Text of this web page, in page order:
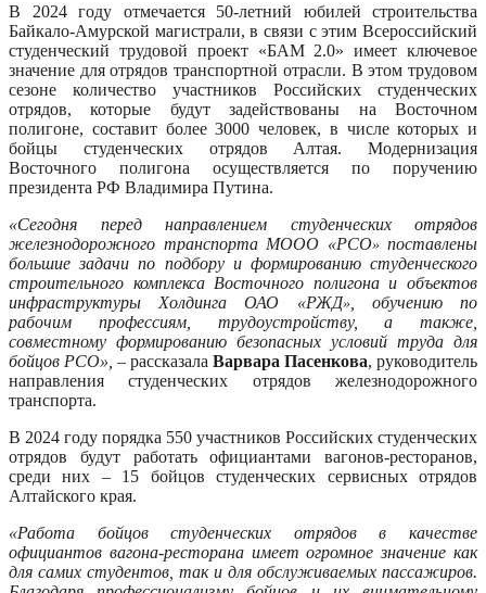
В 2024 году отмечается 50-летний юбилей строительства
Байкало-Амурской магистрали, в связи с этим Всероссийский
студенческий трудовой проект «БАМ 2.0» имеет ключевое
значение для отрядов транспортной отрасли. В этом трудовом
сезоне количество участников Российских студенческих
отрядов, которые будут задействованы на Восточном
полигоне, составит более 3000 человек, в числе которых и
бойцы студенческих отрядов Алтая. Модернизация
Восточного полигона осуществляется по поручению
президента РФ Владимира Путина.
«‎Сегодня перед направлением студенческих отрядов
железнодорожного транспорта МООО «РСО»‎поставлены
большие задачи по подбору и формированию студенческого
строительного комплекса Восточного полигона и объектов
инфраструктуры Холдинга ОАО «РЖД»‎, обучению по
рабочим профессиям, трудоустройству,
а также,
совместному формированию безопасных условий труда для
бойцов РСО»‎, – рассказала Варвара Пасенкова, руководитель
направления студенческих отрядов железнодорожного
транспорта.
В 2024 году порядка 550 участников Российских студенческих
отрядов будут работатьофициантами вагонов-ресторанов,
среди них – 15 бойцов студенческих сервисных отрядов
Алтайского края.
«‎Работа бойцов студенческих отрядов в качестве
официантов вагона-ресторана имеет огромное значение как
для самих студентов, так и для обслуживаемых пассажиров.